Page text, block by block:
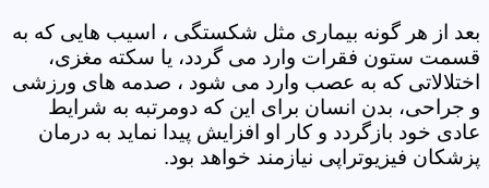
بعد از هر گونه بیماری مثل شکستگی ، اسیب هایی که به
قسمت ستون فقرات وارد می گردد، یا سکته مغزی،
اختلالاتی که به عصب وارد می شود ، صدمه های ورزشی
و جراحی، بدن انسان برای این که دومرتبه به شرایط
عادی خود بازگردد و کار او افزایش پیدا نماید به درمان
پزشکان فیزیوتراپی نیازمند خواهد بود.